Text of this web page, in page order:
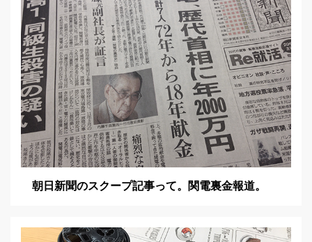
ン
朝日新聞のスクープ記事って。関電裏金報道。